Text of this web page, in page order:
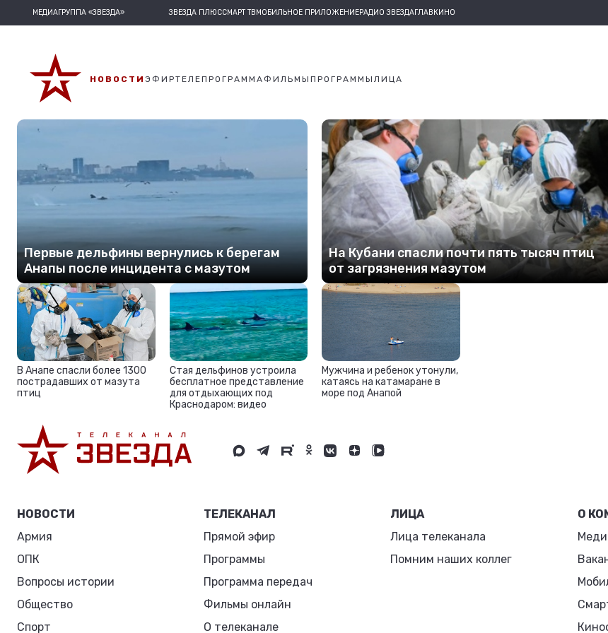
МЕДИАГРУППА «ЗВЕЗДА» ЗВЕЗДА ПЛЮССМАРТ ТВМОБИЛЬНОЕ ПРИЛОЖЕНИЕРАДИО ЗВЕЗДАГЛАВКИНО
НОВОСТИ ЭФИРТЕЛЕПРОГРАММАФИЛЬМЫ ПРОГРАММЫ ЛИЦА
Первые дельфины вернулись к берегам
Анапы после инцидента с мазутом
На Кубани спасли почти пять тысяч птиц
от загрязнения мазутом
В Анапе спасли более 1300
пострадавших от мазута
птиц
Стая дельфинов устроила
бесплатное представление
для отдыхающих под
Краснодаром: видео
Мужчина и ребенок утонули,
катаясь на катамаране в
море под Анапой
НОВОСТИ
Армия
ОПК
Вопросы истории
Общество
Спорт
ТЕЛЕКАНАЛ
Прямой эфир
Программы
Программа передач
Фильмы онлайн
О телеканале
ЛИЦА
Лица телеканала
Помним наших коллег
О